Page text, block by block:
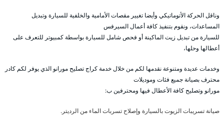
وناقل الحركة الأتوماتيكي وأيضا تغيير مقصات الأمامية والخلفية للسيارة وتبديل
المساعدات، ونقوم بتنفيذ كافة أعمال السيرفس
للسيارة من تبديل زيت الماكينة أو فحص شامل للسيارة بواسطة كمبيوتر للتعرف على
أعطالها وحلها،
وخدمات عديدة ومتنوعة نقدمها لكم من خلال خدمة كراج تصليح مورانو الذي يوفر لكم كادر
محترف بصيانة جميع فئات وموديلات
مورانو وتصليح كافة الأعطال فيها ومحترفين ب:
صيانة تسريبات الزيوت بالسيارة وإصلاح تسربات الماء من الرديتر.